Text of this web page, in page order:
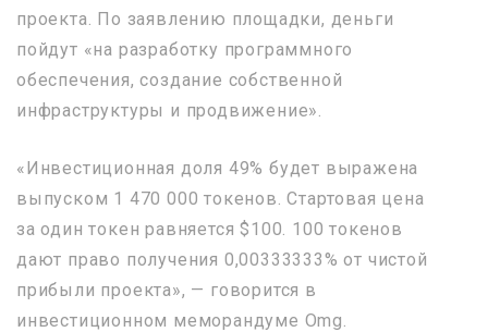
проекта. По заявлению площадки, деньги
пойдут «на разработку программного
обеспечения, создание собственной
инфраструктуры и продвижение».
«Инвестиционная доля 49% будет выражена
выпуском 1 470 000 токенов. Стартовая цена
за один токен равняется $100. 100 токенов
дают право получения 0,00333333% от чистой
прибыли проекта», — говорится в
инвестиционном меморандуме Omg.